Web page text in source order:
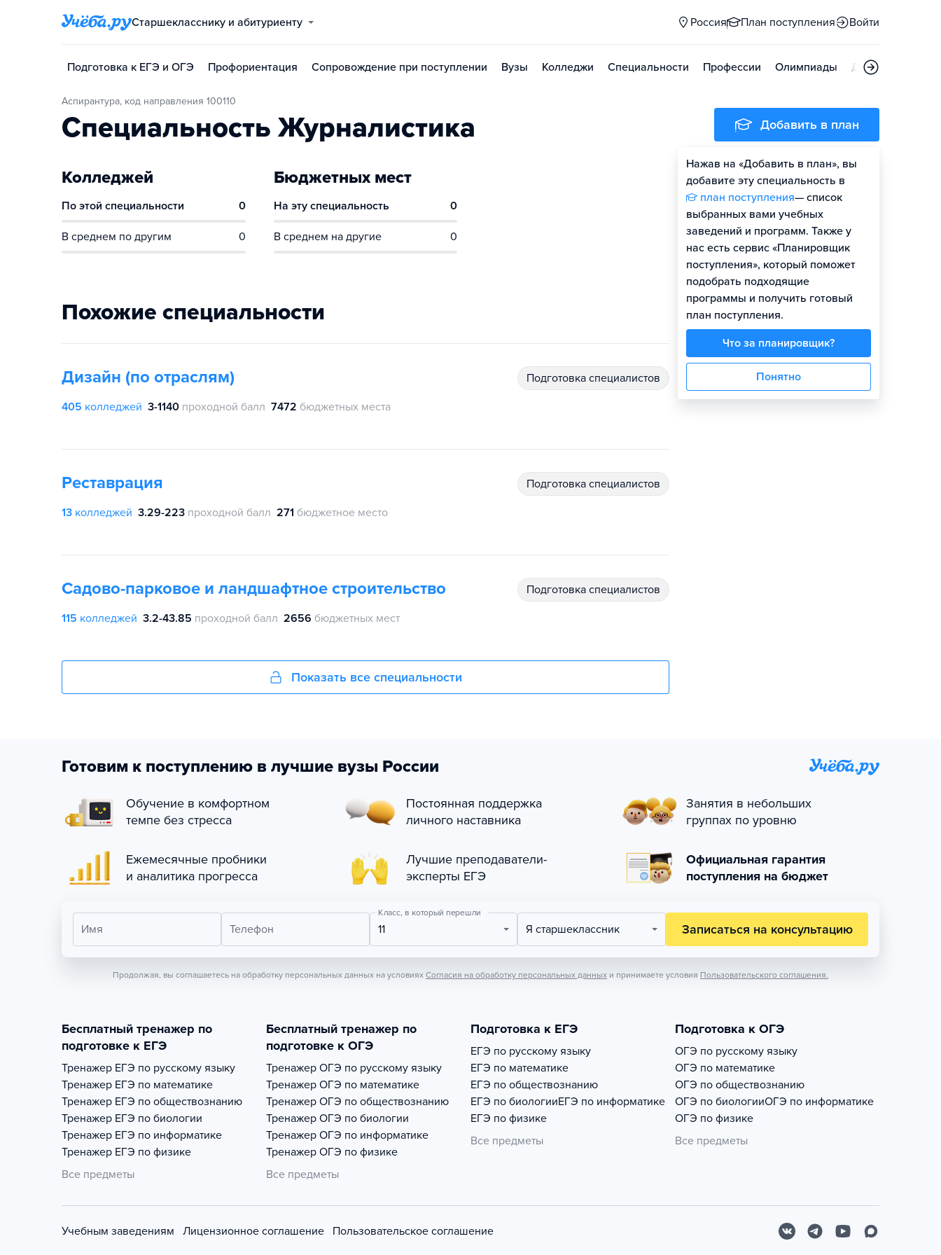
Старшекласснику и абитуриенту Россия План поступления Войти
Подготовка к ЕГЭ и ОГЭ Профориентация Сопровождение при поступлении Вузы Колледжи Специальности Профессии Олимпиады Дни открытых
Аспирантура, код направления 100110
Специальность Журналистика
Колледжей
По этой специальности 0
В среднем по другим 0
Бюджетных мест
На эту специальность 0
В среднем на другие 0
Похожие специальности
Дизайн (по отраслям) подготовка специалистов
405 колледжей 3-1140 проходной балл 7472 бюджетных места
Реставрация подготовка специалистов
13 колледжей 3.29-223 проходной балл 271 бюджетное место
Садово-парковое и ландшафтное строительство подготовка специалистов
115 колледжей 3.2-43.85 проходной балл 2656 бюджетных мест
Показать все специальности
Добавить в план
Нажав на «Добавить в план», вы
добавите эту специальность в
план поступления— список
выбранных вами учебных
заведений и программ. Также у
нас есть сервис «Планировщик
поступления», который поможет
подобрать подходящие
программы и получить готовый
план поступления.
Что за планировщик?
Понятно
Готовим к поступлению в лучшие вузы России
Обучение в комфортном
темпе без стресса
Постоянная поддержка
личного наставника
Занятия в небольших
группах по уровню
Ежемесячные пробники
и аналитика прогресса
Лучшие преподаватели-
эксперты ЕГЭ
Официальная гарантия
поступления на бюджет
Имя Телефон
Класс, в который перешли
11 Я старшеклассник Записаться на консультацию
Продолжая, вы соглашаетесь на обработку персональных данных на условиях Согласия на обработку персональных данных и принимаете условия Пользовательского соглашения.
Бесплатный тренажер по
подготовке к ЕГЭ
Тренажер ЕГЭ по русскому языку
Тренажер ЕГЭ по математике
Тренажер ЕГЭ по обществознанию
Тренажер ЕГЭ по биологии
Тренажер ЕГЭ по информатике
Тренажер ЕГЭ по физике
Все предметы
Бесплатный тренажер по
подготовке к ОГЭ
Тренажер ОГЭ по русскому языку
Тренажер ОГЭ по математике
Тренажер ОГЭ по обществознанию
Тренажер ОГЭ по биологии
Тренажер ОГЭ по информатике
Тренажер ОГЭ по физике
Все предметы
Подготовка к ЕГЭ
ЕГЭ по русскому языку
ЕГЭ по математике
ЕГЭ по обществознанию
ЕГЭ по биологииЕГЭ по информатике
ЕГЭ по физике
Все предметы
Подготовка к ОГЭ
ОГЭ по русскому языку
ОГЭ по математике
ОГЭ по обществознанию
ОГЭ по биологииОГЭ по информатике
ОГЭ по физике
Все предметы
Учебным заведениям Лицензионное соглашение Пользовательское соглашение